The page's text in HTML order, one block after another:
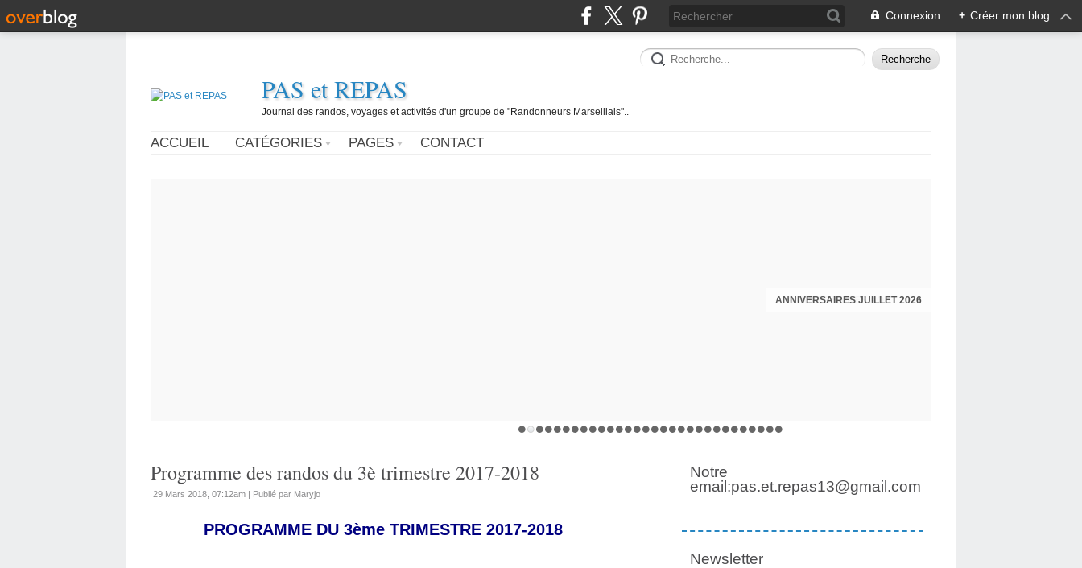
Connexion + Créer mon blog
PAS et REPAS
Journal des randos, voyages et activités d'un groupe de "Randonneurs Marseillais"..
ACCUEIL CATÉGORIES PAGES CONTACT
ANNIVERSAIRES JUILLET 2026
Programme des randos du 3è trimestre 2017-2018
29 Mars 2018, 07:12am | Publié par Maryjo
PROGRAMME DU 3ème TRIMESTRE 2017-2018
Notre
email:pas.et.repas13@gmail.com
Newsletter